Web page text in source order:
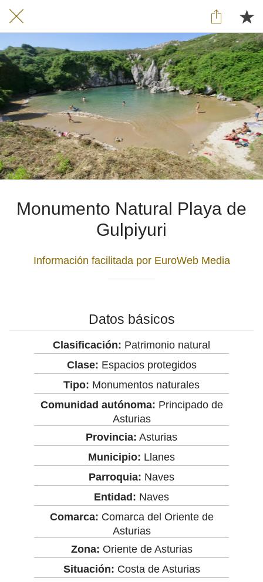
Monumento Natural Playa de
Gulpiyuri
Información facilitada por EuroWeb Media
Datos básicos
Clasificación: Patrimonio natural
Clase: Espacios protegidos
Tipo: Monumentos naturales
Comunidad autónoma: Principado de
Asturias
Provincia: Asturias
Municipio: Llanes
Parroquia: Naves
Entidad: Naves
Comarca: Comarca del Oriente de
Asturias
Zona: Oriente de Asturias
Situación: Costa de Asturias